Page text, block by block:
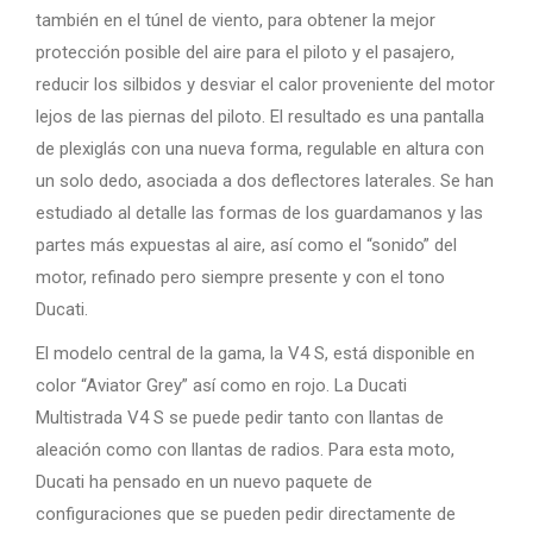
también en el túnel de viento, para obtener la mejor
protección posible del aire para el piloto y el pasajero,
reducir los silbidos y desviar el calor proveniente del motor
lejos de las piernas del piloto. El resultado es una pantalla
de plexiglás con una nueva forma, regulable en altura con
un solo dedo, asociada a dos deflectores laterales. Se han
estudiado al detalle las formas de los guardamanos y las
partes más expuestas al aire, así como el “sonido” del
motor, refinado pero siempre presente y con el tono
Ducati.
El modelo central de la gama, la V4 S, está disponible en
color “Aviator Grey” así como en rojo. La Ducati
Multistrada V4 S se puede pedir tanto con llantas de
aleación como con llantas de radios. Para esta moto,
Ducati ha pensado en un nuevo paquete de
configuraciones que se pueden pedir directamente de